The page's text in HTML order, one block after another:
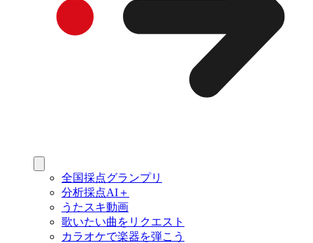
全国採点グランプリ
分析採点AI＋
うたスキ動画
歌いたい曲をリクエスト
カラオケで楽器を弾こう